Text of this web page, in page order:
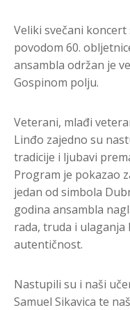
Veliki svečani
povodom 60.
ansambla održan je
Gospinom polju.
Veterani, mlađi
Linđo zajedno su
tradicije i ljubavi
Program je pokazao
jedan od simbola
godina ansambla
rada, truda i
autentičnost.
Nastupili su i naši
Samuel Sikavica te